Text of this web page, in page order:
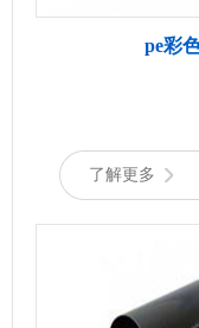
pe彩
了解更多